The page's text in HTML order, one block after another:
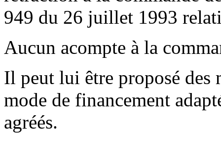
949 du 26 juillet 1993
Aucun acompte à la
Il peut lui être proposé des
mode de financement
agréés.